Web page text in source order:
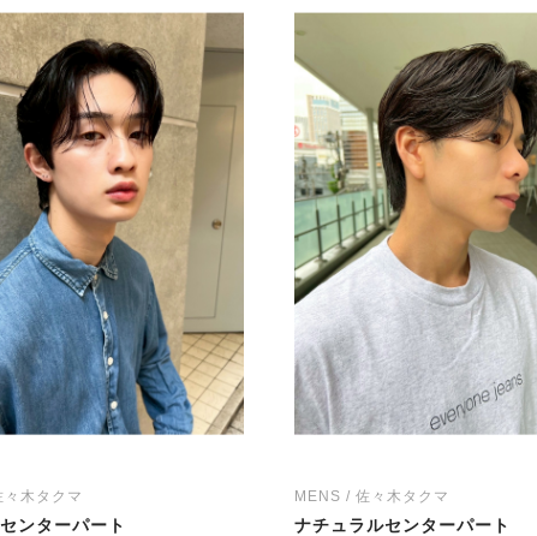
木タクマ
ンターパート
MENS / 佐々木タクマ
ナチュラルセンターパート